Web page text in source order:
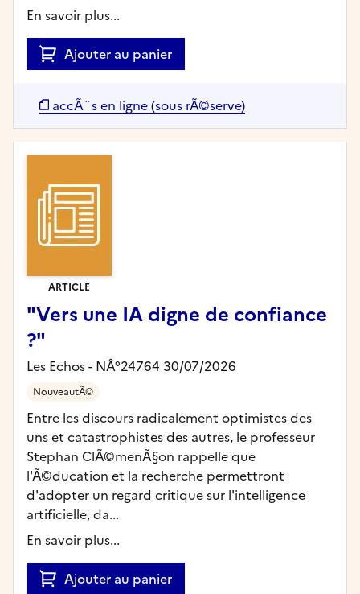
En savoir plus...
Ajouter au panier
accÃ¨s en ligne (sous rÃ©serve)
ARTICLE
"Vers une IA digne de confiance
?"
Les Echos - NÂ°24764 30/07/2026
NouveautÃ©
Entre les discours radicalement optimistes des
uns et catastrophistes des autres, le professeur
Stephan ClÃ©menÃ§on rappelle que
l'Ã©ducation et la recherche permettront
d'adopter un regard critique sur l'intelligence
artificielle, da...
En savoir plus...
Ajouter au panier